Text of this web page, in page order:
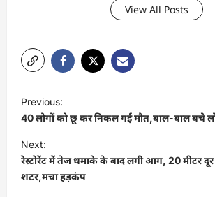
View All Posts
o
s
t
n
Previous:
40 लोगों को छू कर निकल गई मौत,बाल-बाल बचे
Next:
रेस्टोरेंट में तेज धमाके के बाद लगी आग, 20 मीटर दूर
शटर,मचा हड़कंप